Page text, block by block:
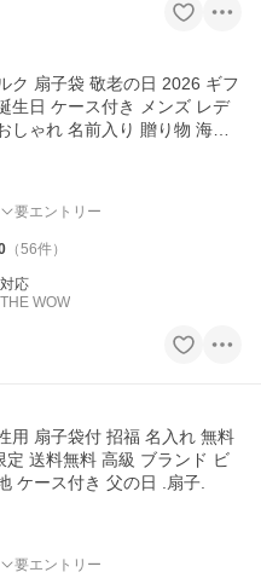
ク 扇子袋 敬老の日 2026 ギフ
生日 ケース付き メンズ レデ
しゃれ 名前入り 贈り物 海外
要エントリー
（56件）
応
WOW
用 扇子袋付 招福 名入れ 無料
定 送料無料 高級 ブランド ビ
ケース付き 父の日 .扇子.
要エントリー